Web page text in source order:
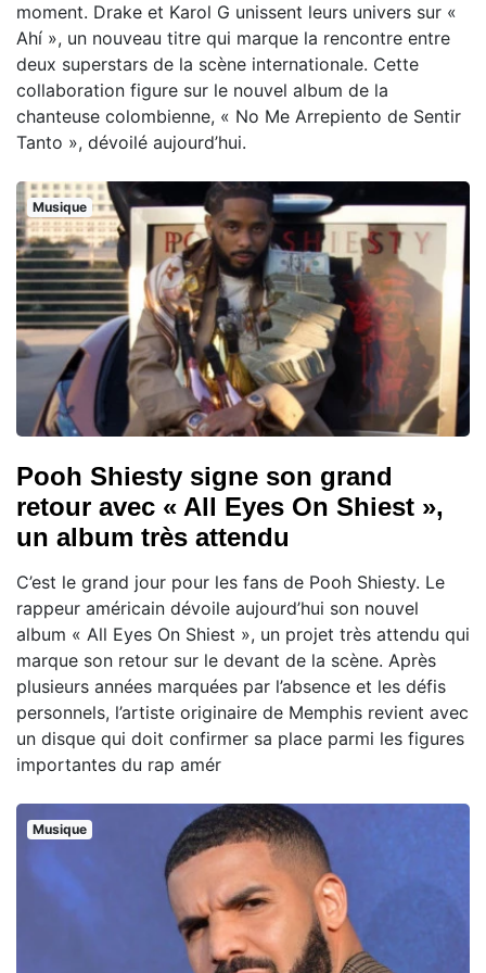
moment. Drake et Karol G unissent leurs univers sur «
Ahí », un nouveau titre qui marque la rencontre entre
deux superstars de la scène internationale. Cette
collaboration figure sur le nouvel album de la
chanteuse colombienne, « No Me Arrepiento de Sentir
Tanto », dévoilé aujourd’hui.
Musique
Pooh Shiesty signe son grand
retour avec « All Eyes On Shiest »,
un album très attendu
C’est le grand jour pour les fans de Pooh Shiesty. Le
rappeur américain dévoile aujourd’hui son nouvel
album « All Eyes On Shiest », un projet très attendu qui
marque son retour sur le devant de la scène. Après
plusieurs années marquées par l’absence et les défis
personnels, l’artiste originaire de Memphis revient avec
un disque qui doit confirmer sa place parmi les figures
importantes du rap amér
Musique